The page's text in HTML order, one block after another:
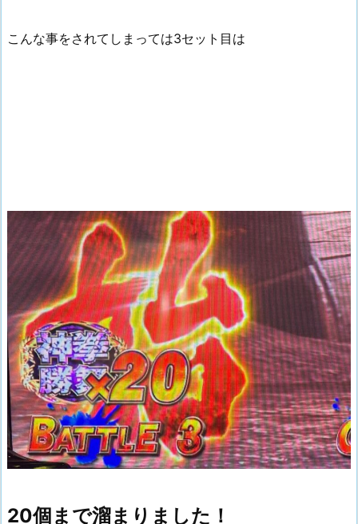
こんな事をされてしまっては3セット目は
20個まで溜まりました！